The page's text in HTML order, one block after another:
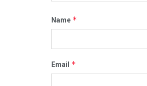
Name *
Email *